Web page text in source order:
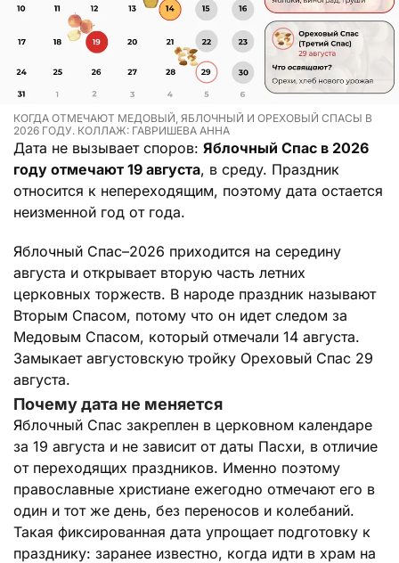
КОГДА ОТМЕЧАЮТ МЕДОВЫЙ, ЯБЛОЧНЫЙ И ОРЕХОВЫЙ СПАСЫ В
2026 ГОДУ. КОЛЛАЖ: ГАВРИШЕВА АННА
Дата не вызывает споров: Яблочный Спас в 2026
году отмечают 19 августа, в среду. Праздник
относится к непереходящим, поэтому дата остается
неизменной год от года.
Яблочный Спас–2026 приходится на середину
августа и открывает вторую часть летних
церковных торжеств. В народе праздник называют
Вторым Спасом, потому что он идет следом за
Медовым Спасом, который отмечали 14 августа.
Замыкает августовскую тройку Ореховый Спас 29
августа.
Почему дата не меняется
Яблочный Спас закреплен в церковном календаре
за 19 августа и не зависит от даты Пасхи, в отличие
от переходящих праздников. Именно поэтому
православные христиане ежегодно отмечают его в
один и тот же день, без переносов и колебаний.
Такая фиксированная дата упрощает подготовку к
празднику: заранее известно, когда идти в храм на